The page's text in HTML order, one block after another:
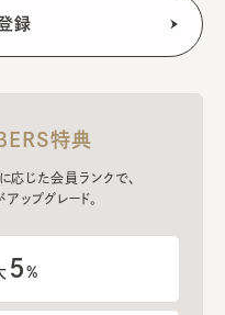
特典
じた会員ランクで、
ップグレード。
5%